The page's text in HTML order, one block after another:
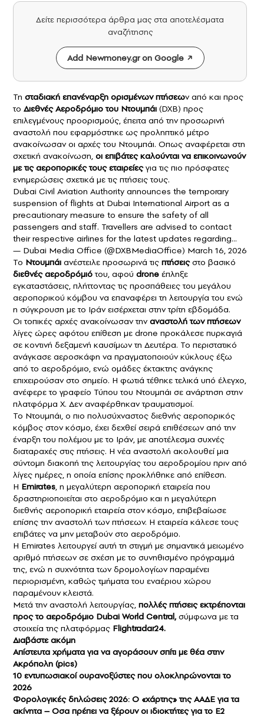
Δείτε περισσότερα άρθρα μας στα αποτελέσματα
αναζήτησης
Add Newmoney.gr on Google
Τη σταδιακή επανέναρξη ορισμένων πτήσεων από και προς
το Διεθνές Αεροδρόμιο του Ντουμπάι (DXB) προς
επιλεγμένους προορισμούς, έπειτα από την προσωρινή
αναστολή που εφαρμόστηκε ως προληπτικό μέτρο
ανακοίνωσαν οι αρχές του Ντουμπάι. Οπως αναφέρεται στη
σχετική ανακοίνωση, οι επιβάτες καλούνται να επικοινωνούν
με τις αεροπορικές τους εταιρείεςγια τις πιο πρόσφατες
ενημερώσεις σχετικά με τις πτήσεις τους.
Dubai Civil Aviation Authority announces the temporary
suspension of flights at Dubai International Airport as a
precautionary measure to ensure the safety of all
passengers and staff. Travellers are advised to contact
their respective airlines for the latest updates regarding…
— Dubai Media Office (@DXBMediaOffice) March 16, 2026
Το Ντουμπάι ανέστειλε προσωρινά τις πτήσειςστο βασικό
διεθνές αεροδρόμιότου, αφού drone έπληξε
εγκαταστάσεις, πλήττοντας τις προσπάθειες του μεγάλου
αεροπορικού κόμβου να επαναφέρει τη λειτουργία του ενώ
η σύγκρουση με το Ιράν εισέρχεται στην τρίτη εβδομάδα.
Οι τοπικές αρχές ανακοίνωσαν τηναναστολή των πτήσεων
λίγες ώρες αφότου επίθεση με drone προκάλεσε πυρκαγιά
σε κοντινή δεξαμενή καυσίμων τη Δευτέρα. Το περιστατικό
ανάγκασε αεροσκάφη να πραγματοποιούν κύκλους έξω
από το αεροδρόμιο, ενώ ομάδες έκτακτης ανάγκης
επιχειρούσαν στο σημείο. Η φωτιά τέθηκε τελικά υπό έλεγχο,
ανέφερε το γραφείο Τύπου του Ντουμπάι σε ανάρτηση στην
πλατφόρμα X. Δεν αναφέρθηκαν τραυματισμοί.
Το Ντουμπάι, ο πιο πολυσύχναστος διεθνής αεροπορικός
κόμβος στον κόσμο, έχει δεχθεί σειρά επιθέσεων από την
έναρξη του πολέμου με το Ιράν, με αποτέλεσμα συχνές
διαταραχές στις πτήσεις. Η νέα αναστολή ακολουθεί μια
σύντομη διακοπή της λειτουργίας του αεροδρομίου πριν από
λίγες ημέρες, η οποία επίσης προκλήθηκε από επίθεση.
Η Emirates, η μεγαλύτερη αεροπορική εταιρεία που
δραστηριοποιείται στο αεροδρόμιο και η μεγαλύτερη
διεθνής αεροπορική εταιρεία στον κόσμο, επιβεβαίωσε
επίσης την αναστολή των πτήσεων. Η εταιρεία κάλεσε τους
επιβάτες να μην μεταβούν στο αεροδρόμιο.
Η Emirates λειτουργεί αυτή τη στιγμή με σημαντικά μειωμένο
αριθμό πτήσεων σε σχέση με το συνηθισμένο πρόγραμμά
της, ενώ η συχνότητα των δρομολογίων παραμένει
περιορισμένη, καθώς τμήματα του εναέριου χώρου
παραμένουν κλειστά.
Μετά την αναστολή λειτουργίας, πολλές πτήσεις εκτρέπονται
προς το αεροδρόμιο Dubai World Central,σύμφωνα με τα
στοιχεία της πλατφόρμας Flightradar24.
Διαβάστε ακόμη
Απίστευτα χρήματα για να αγοράσουν σπίτι με θέα στην
Ακρόπολη (pics)
10 εντυπωσιακοί ουρανοξύστες που ολοκληρώνονται το
2026
Φορολογικές δηλώσεις 2026: Ο «χάρτης» της ΑΑΔΕ για τα
ακίνητα – Οσα πρέπει να ξέρουν οι ιδιοκτήτες για το Ε2